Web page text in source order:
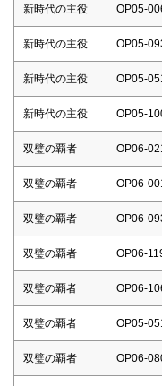
新時代の主役 OP05-
新時代の主役 OP05-
新時代の主役 OP05-
新時代の主役 OP05-
双璧の覇者 OP06-
双璧の覇者 OP06-
双璧の覇者 OP06-
双璧の覇者 OP06-
双璧の覇者 OP06-
双璧の覇者 OP05-
双璧の覇者 OP06-